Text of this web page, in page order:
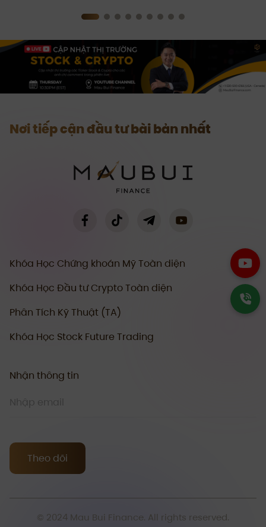
Nơi tiếp cận đầu tư bài bản nhất
Khóa Học Chứng khoán Mỹ Toàn diện
Khóa Học Đầu tư Crypto Toàn diện
Phân Tích Kỹ Thuật (TA)
Khóa Học Stock Future Trading
Nhận thông tin
Theo dõi
© 2024 Mau Bui Finance. All rights reserved.